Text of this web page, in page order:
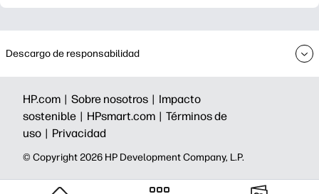
Descargo de responsabilidad
HP.com | Sobre nosotros | Impacto
sostenible | HPsmart.com | Términos de
uso | Privacidad
©️ Copyright 2026 HP Development Company, L.P.